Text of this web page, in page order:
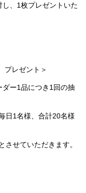
、1枚プレゼントいた
プレゼント＞
ー1品につき1回の抽
日1名様、合計20名様
せていただきます。